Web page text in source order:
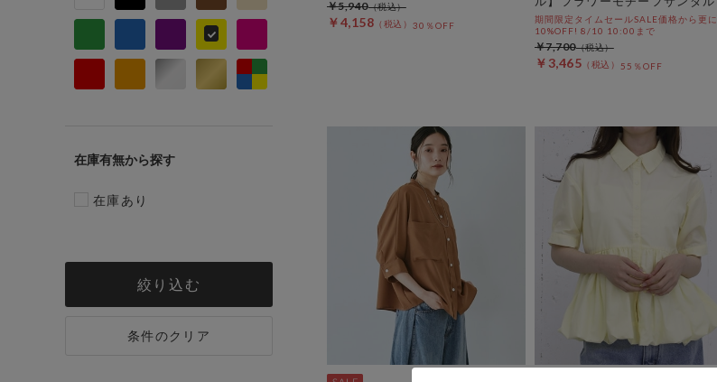
在庫有無
在庫あり
絞り込む
条件のクリア
￥4,158 30％OFF
￥5,940
期間限定タイムセールSALE価格から更に
10%OFF! 8/10 10:00まで
￥3,465 55％OFF
￥7,700